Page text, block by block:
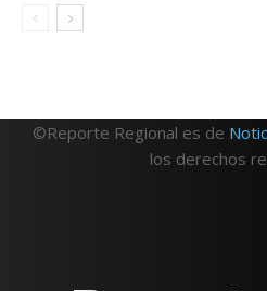
©Reporte Regional es de
los derechos